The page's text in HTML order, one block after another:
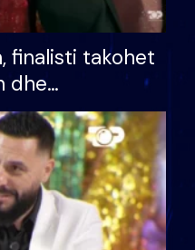
finalisti takohet
dhe
ndonjë letër